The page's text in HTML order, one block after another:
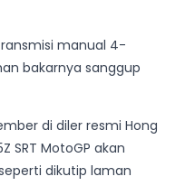
manual 4-
bakarnya sanggup
di diler resmi Hong
SRT MotoGP akan
dikutip laman